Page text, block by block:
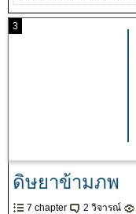
3
ดิษยาข้ามภพ
7 chapter 2 วิจารณ์